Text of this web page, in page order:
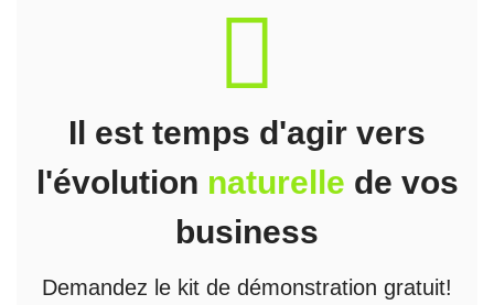
Il est temps d'agir vers
l'évolution naturelle de vos
business
Demandez le kit de démonstration gratuit!